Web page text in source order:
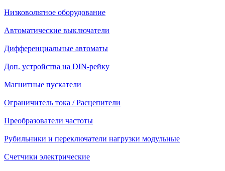
Низковольтное оборудование
Автоматические выключатели
Дифференциальные автоматы
Доп. устройства на DIN-рейку
Магнитные пускатели
Ограничитель тока / Расцепители
Преобразователи частоты
Рубильники и переключатели нагрузки модульные
Счетчики электрические